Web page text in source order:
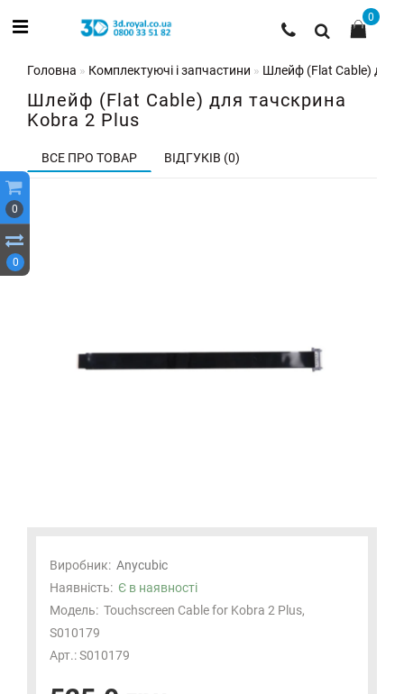
0
0
0
Головна Комплектуючі і запчастини Шлейф (Flat Cable) для
Шлейф (Flat Cable) для тачскрина
Kobra 2 Plus
ВСЕ ПРО ТОВАР ВІДГУКІВ (0)
Виробник: Anycubic
Наявність: Є в наявності
Модель: Touchscreen Cable for Kobra 2 Plus,
S010179
Арт.: S010179